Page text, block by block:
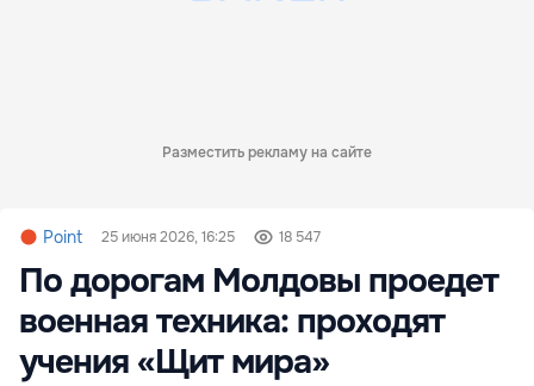
Разместить рекламу на сайте
Point 25 июня 2026, 16:25 18 547
По дорогам Молдовы проедет
военная техника: проходят
учения «Щит мира»